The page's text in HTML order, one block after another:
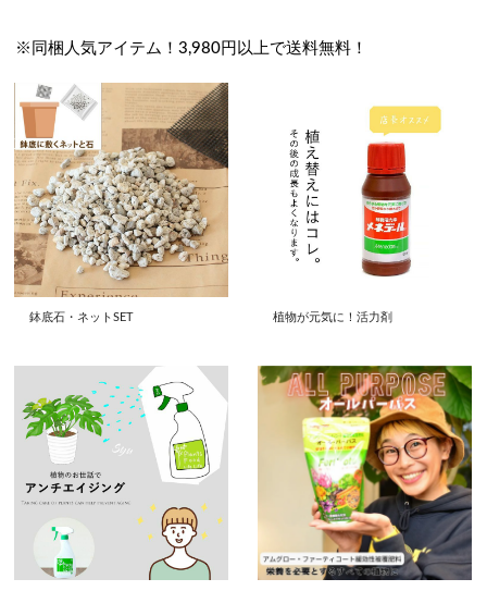
※同梱人気アイテム！3,980円以上で送料無料！
鉢底石・ネットSET 植物が元気に！活力剤